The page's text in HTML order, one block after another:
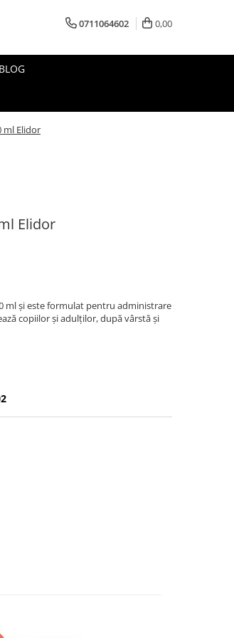
0711064602 0,00
ml Elidor
Elidor
ml și este formulat pentru administrare
copiilor și adulților, după vârstă și